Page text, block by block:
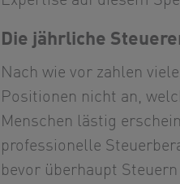
Die jährliche
Nach wie vor zahlen
Positionen nicht an,
Menschen lästig
professionelle
bevor überhaupt